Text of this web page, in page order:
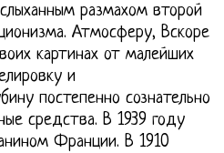
размахом второй
Атмосферу, Вскоре
картинах от малейших
и
постепенно сознательно
средства. В 1939 году
Франции. В 1910